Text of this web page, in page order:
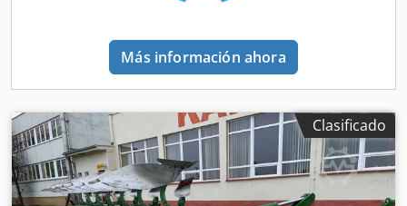
Más información ahora
Clasificado